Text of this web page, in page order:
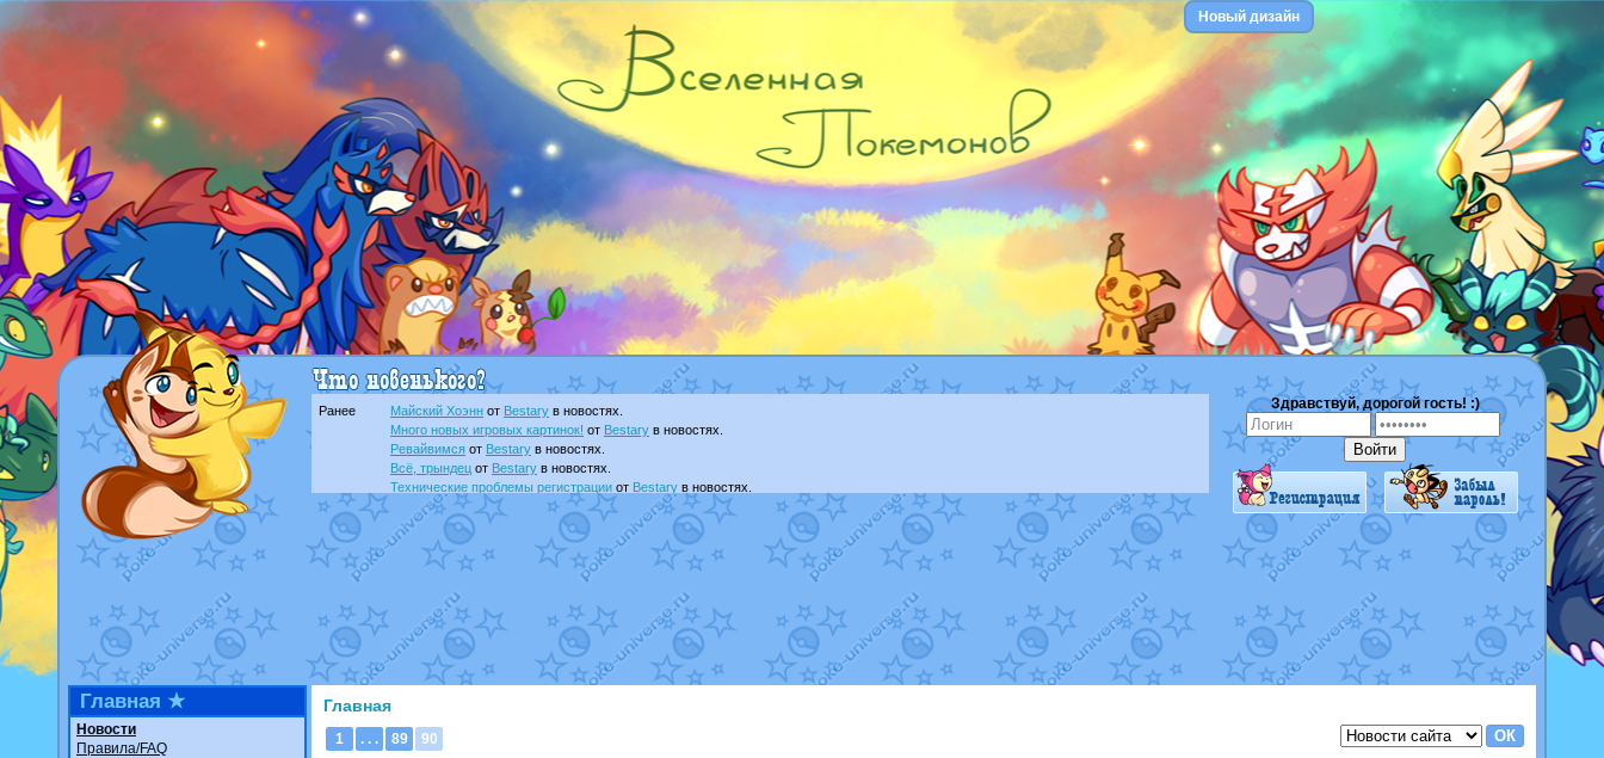
Новый дизайн
Ранее Майский Хоэнн от Bestary в новостях.
Много новых игровых картинок! от Bestary в новостях.
Ревайвимся от Bestary в новостях.
Всё, трындец от Bestary в новостях.
Технические проблемы регистрации от Bestary в новостях.
доброе утро славяне
Dakkuв фанарте.
Йолда и Мимикью
MavisNyanCat в фанарте.
Недовольный котомангустотRandomon
в фанарте.
The Dark Wishmaker
Randomonв фанарте.
ilovearceusв фанарте.
от
Raging Boltот GraceDaFoxв фанарте.
Shadow mismagius
JOK_julia
в фанарте.
художник отvicavica в фанарте.
Здравствуй, дорогой гость! :)
Главная ★
Новости
Правила/FAQ
Главная
1 . . . 89 90